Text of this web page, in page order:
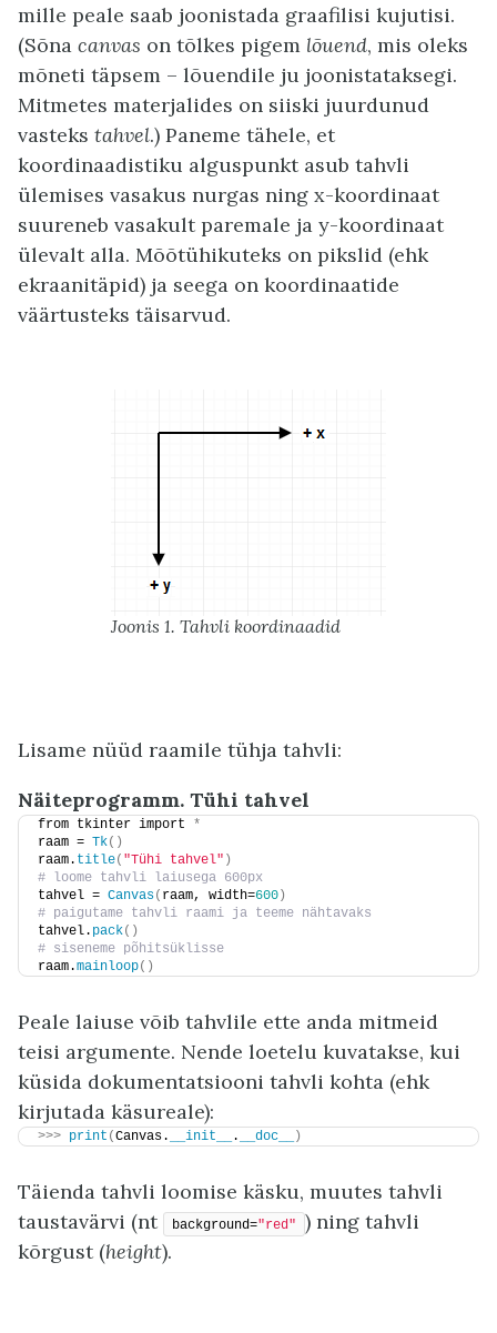
mille peale saab joonistada graafilisi kujutisi.
(Sõna canvas on tõlkes pigem lõuend, mis oleks
mõneti täpsem – lõuendile ju joonistataksegi.
Mitmetes materjalides on siiski juurdunud
vasteks tahvel.) Paneme tähele, et
koordinaadistiku alguspunkt asub tahvli
ülemises vasakus nurgas ning x-koordinaat
suureneb vasakult paremale ja y-koordinaat
ülevalt alla. Mõõtühikuteks on pikslid (ehk
ekraanitäpid) ja seega on koordinaatide
väärtusteks täisarvud.
Joonis 1. Tahvli koordinaadid
Lisame nüüd raamile tühja tahvli:
Näiteprogramm. Tühi tahvel
from tkinter import *
raam = Tk()
raam. title( "Tühi tahvel" )
# loome tahvli laiusega 600px
tahvel = Canvas( raam, width=600 )
# paigutame tahvli raami ja teeme nähtavaks
tahvel. pack()
# siseneme põhitsüklisse
raam.mainloop()
Peale laiuse võib tahvlile ette anda mitmeid
teisi argumente. Nende loetelu kuvatakse, kui
küsida dokumentatsiooni tahvli kohta (ehk
kirjutada käsureale):
>>> print (Canvas. __init__ . __doc__ )
Täienda tahvli loomise käsku, muutes tahvli
taustavärvi (nt
background="red"
) ning tahvli
kõrgust (height).